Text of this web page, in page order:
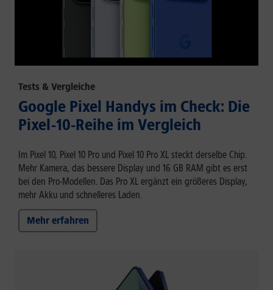
Tests & Vergleiche
Google Pixel Handys im Check: Die
Pixel-10-Reihe im Vergleich
Im Pixel 10, Pixel 10 Pro und Pixel 10 Pro XL steckt derselbe Chip.
Mehr Kamera, das bessere Display und 16 GB RAM gibt es erst
bei den Pro-Modellen. Das Pro XL ergänzt ein größeres Display,
mehr Akku und schnelleres Laden.
Mehr erfahren